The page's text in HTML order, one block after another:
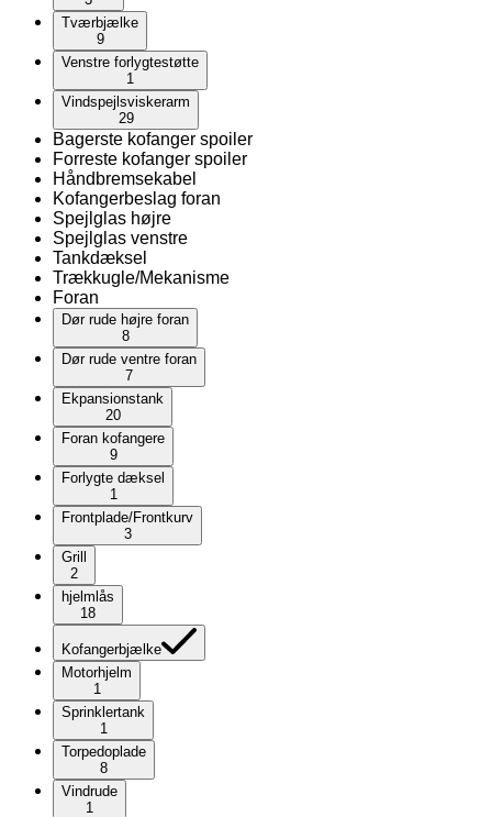
Tværbjælke
9
Venstre forlygtestøtte
1
Vindspejlsviskerarm
29
Bagerste kofanger spoiler
Forreste kofanger spoiler
Håndbremsekabel
Kofangerbeslag foran
Spejlglas højre
Spejlglas venstre
Tankdæksel
Trækkugle/Mekanisme
Foran
Dør rude højre foran
8
Dør rude ventre foran
7
Ekpansionstank
20
Foran kofangere
9
Forlygte dæksel
1
Frontplade/Frontkurv
3
Grill
2
hjelmlås
18
Kofangerbjælke
Motorhjelm
1
Sprinklertank
1
Torpedoplade
8
Vindrude
1